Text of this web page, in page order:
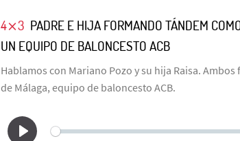
4⨯3 PADRE E HIJA FORMANDO TÁNDEM
UN EQUIPO DE BALONCESTO ACB
Hablamos con Mariano Pozo y su hija Raisa.
de Málaga, equipo de baloncesto ACB.